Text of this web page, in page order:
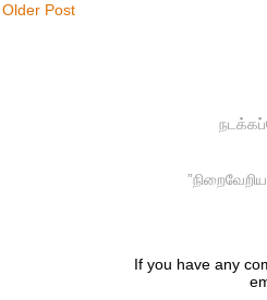
Older Post
If you have any